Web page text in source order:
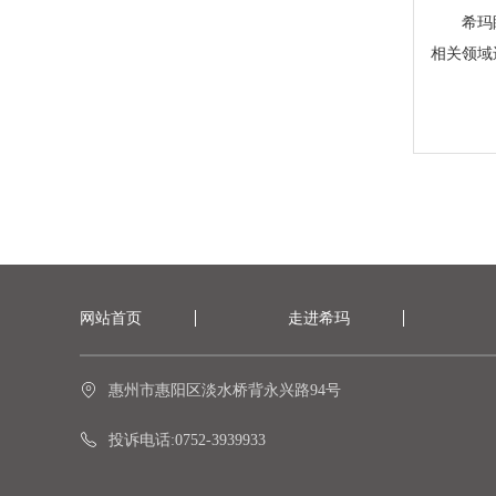
希玛
相关领
网站首页 走进希玛
惠州市惠阳区淡水桥背永兴路94号
投诉电话:0752-3939933